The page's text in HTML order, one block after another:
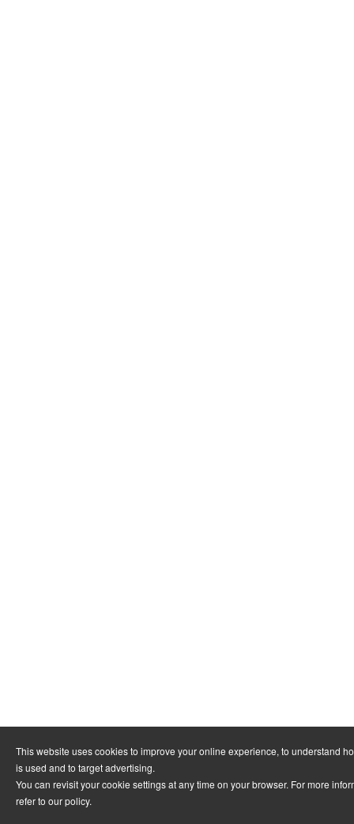
This website uses cookies to improve your online experience, to understand
is used and to target advertising.
You can revisit your cookie settings at any time on your browser. For more
refer to our policy.